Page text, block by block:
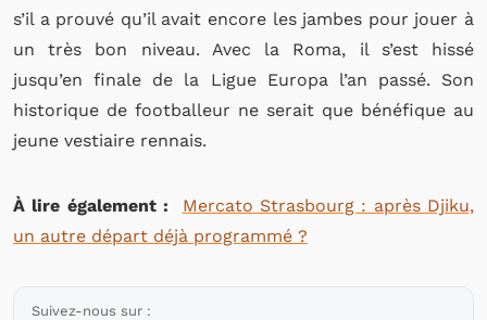
s’il a prouvé qu’il avait encore les jambes pour jouer à
un très bon niveau. Avec la Roma, il s’est hissé
jusqu’en finale de la Ligue Europa l’an passé. Son
historique de footballeur ne serait que bénéfique au
jeune vestiaire rennais.
À lire également :
Mercato Strasbourg : après Djiku,
un autre départ déjà programmé ?
Suivez-nous sur :